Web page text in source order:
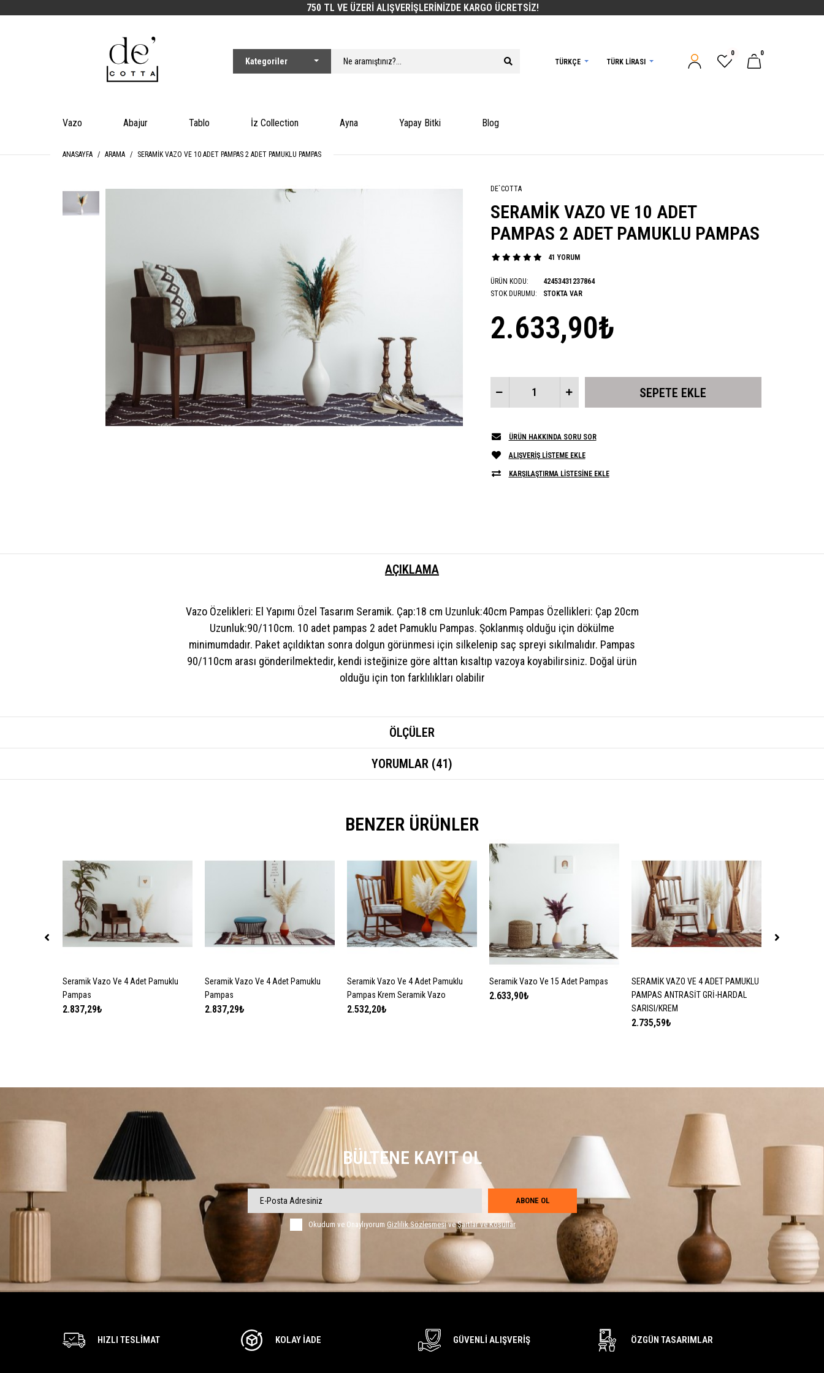
750 TL VE ÜZERİ ALIŞVERİŞLERİNİZDE KARGO ÜCRETSİZ!
TÜRKÇE TÜRK LIRASI
0 0
Vazo Abajur Tablo İz Collection Ayna Yapay Bitki Blog
ANASAYFA ARAMA SERAMİK VAZO VE 10 ADET PAMPAS 2 ADET PAMUKLU PAMPAS
DE`COTTA
SERAMİK VAZO VE 10 ADET
PAMPAS 2 ADET PAMUKLU PAMPAS
41 YORUM
ÜRÜN KODU:
STOK DURUMU:
42453431237864
STOKTA VAR
2.633,90₺
ÜRÜN HAKKINDA SORU SOR
ALIŞVERIŞ LISTEME EKLE
KARŞILAŞTIRMA LISTESINE EKLE
AÇIKLAMA
Vazo Özelikleri: El Yapımı Özel Tasarım Seramik. Çap:18 cm Uzunluk:40cm Pampas Özellikleri: Çap 20cm
Uzunluk:90/110cm. 10 adet pampas 2 adet Pamuklu Pampas. Şoklanmış olduğu için dökülme
minimumdadır. Paket açıldıktan sonra dolgun görünmesi için silkelenip saç spreyi sıkılmalıdır. Pampas
90/110cm arası gönderilmektedir, kendi isteğinize göre alttan kısaltıp vazoya koyabilirsiniz. Doğal ürün
olduğu için ton farklılıkları olabilir
ÖLÇÜLER
YORUMLAR (41)
BENZER ÜRÜNLER
SEPETE EKLE
Seramik Vazo Ve 4 Adet Pamuklu
Pampas
2.837,29₺
SEPETE EKLE
Seramik Vazo Ve 4 Adet Pamuklu
Pampas
2.837,29₺
SEPETE EKLE
Seramik Vazo Ve 4 Adet Pamuklu
Pampas Krem Seramik Vazo
2.532,20₺
SEPETE EKLE
Seramik Vazo Ve 15 Adet Pampas
2.633,90₺
SEPETE EKLE
SERAMİK VAZO VE 4 ADET PAMUKLU
PAMPAS ANTRASİT GRİ-HARDAL
SARISI/KREM
2.735,59₺
BÜLTENE KAYIT OL
ABONE OL
Okudum ve Onaylıyorum Gizlilik SözleşmesiveŞartlar ve Koşullar
HIZLI TESLIMAT KOLAY İADE GÜVENLI ALIŞVERIŞ ÖZGÜN TASARIMLAR